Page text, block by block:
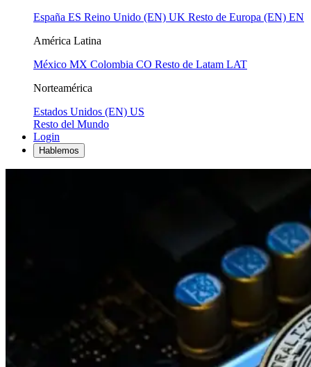
España ES Reino Unido (EN) UK Resto de Europa (EN) EN
América Latina
México MX Colombia CO Resto de Latam LAT
Norteamérica
Estados Unidos (EN) US
Resto del Mundo
Login
Hablemos